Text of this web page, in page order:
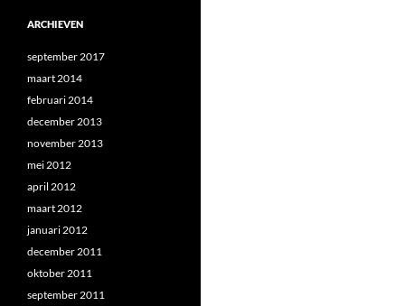
ARCHIEVEN
september 2017
maart 2014
februari 2014
december 2013
november 2013
mei 2012
april 2012
maart 2012
januari 2012
december 2011
oktober 2011
september 2011